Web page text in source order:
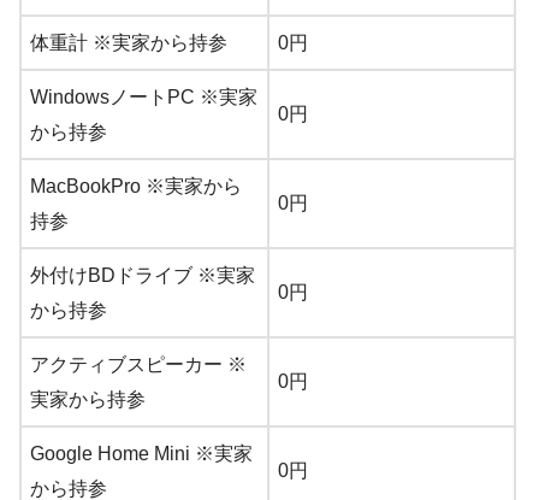
体重計 ※実家から持参 0円
WindowsノートPC ※実家
から持参
0円
MacBookPro ※実家から
持参
0円
外付けBDドライブ ※実家
から持参
0円
アクティブスピーカー ※
実家から持参
0円
Google Home Mini ※実家
から持参
0円